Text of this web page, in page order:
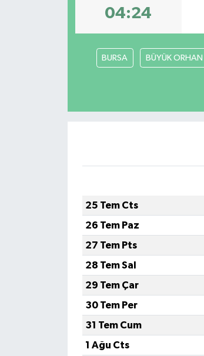
04:24
BURSA BÜYÜK ORHAN
25 Tem Cts
26 Tem Paz
27 Tem Pts
28 Tem Sal
29 Tem Çar
30 Tem Per
31 Tem Cum
1 Ağu Cts
Köşe Yazıları
Kültür Sanat